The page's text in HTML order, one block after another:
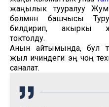
жаңылык тууралуу
бөлүмүнүн башчысы
билдирип, акыркы
токтолду.
Анын айтымында, бул
жыл ичиндеги эң чоң
саналат.